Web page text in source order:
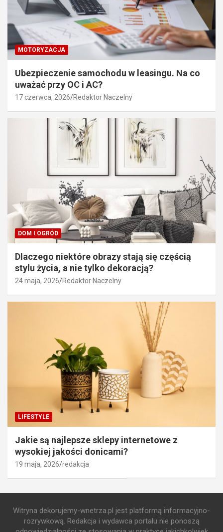
MOTORYZACJA
Ubezpieczenie samochodu w leasingu. Na co
uważać przy OC i AC?
17 czerwca, 2026 Redaktor Naczelny
DOM I OGRÓD
Dlaczego niektóre obrazy stają się częścią
stylu życia, a nie tylko dekoracją?
24 maja, 2026 Redaktor Naczelny
LIFESTYLE
Jakie są najlepsze sklepy internetowe z
wysokiej jakości donicami?
19 maja, 2026 redakcja
Witryna dekorujemy-wnetrza.pl jest platformą informacyjno-
rozrywkową. Redakcja i wydawca portalu nie ponoszą